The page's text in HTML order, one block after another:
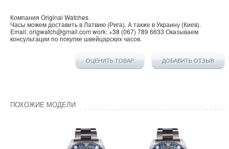
Компания Original Watches.
Часы можем доставить в Латвию (Рига). А также вУкраину (Киев).
Email:origwatch@gmail.com work:+38 (067) 789 6633 Оказываем
консультации по покупке швейцарских часов.
ОЦЕНИТЬ ТОВАР ДОБАВИТЬ ОТЗЫВ
ПОХОЖИЕ МОДЕЛИ